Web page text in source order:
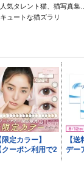
人気タレント猫、猫写真集…
キュートな猫ズラリ